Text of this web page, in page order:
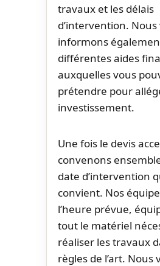
travaux et les délais
d’intervention. Nous
informons
différentes aides
auxquelles vous
prétendre pour
investissement.
Une fois le devis
convenons
date d’intervention
convient. Nos
l’heure prévue,
tout le matériel
réaliser les travaux
règles de l’art. Nous